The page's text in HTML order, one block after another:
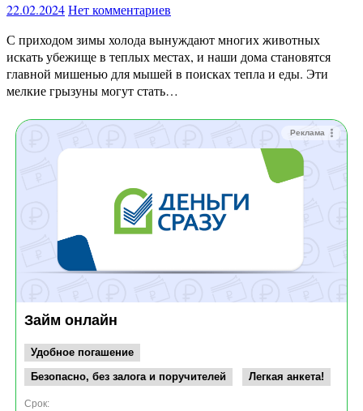
22.02.2024Нет комментариев
С приходом зимы холода вынуждают многих животных
искать убежище в теплых местах, и наши дома становятся
главной мишенью для мышей в поисках тепла и еды. Эти
мелкие грызуны могут стать…
Реклама
Займ онлайн
Удобное погашение
Безопасно, без залога и поручителей
Легкая анкета!
Срок: